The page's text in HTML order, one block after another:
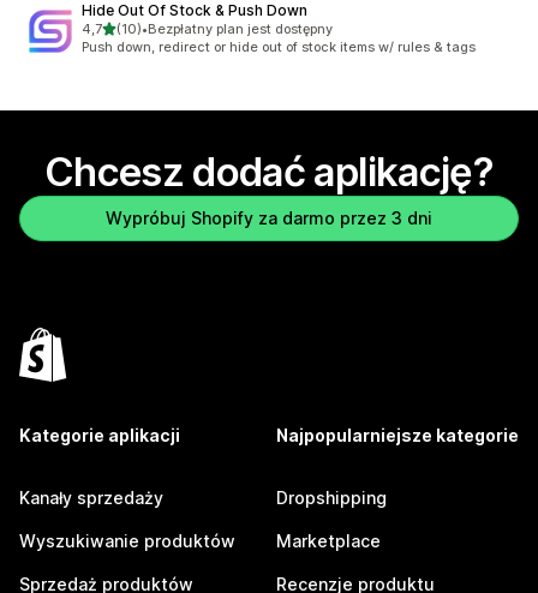
Hide Out Of Stock & Push Down
4,7na 5 gwiazdek
(10)
Łączna liczba recenzji: 10
•Bezpłatny plan jest dostępny
Push down, redirect or hide out of stock items w/ rules & tags
Chcesz dodać aplikację?
Wypróbuj Shopify za darmo przez 3 dni
Kategorie aplikacji
Kanały sprzedaży
Wyszukiwanie produktów
Sprzedaż produktów
Najpopularniejsze kategorie
Dropshipping
Marketplace
Recenzje produktu